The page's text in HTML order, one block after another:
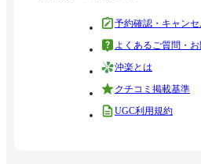
予約確認・キャン
よくあるご質問・
沖楽とは
クチコミ掲載基準
UGC利用規約